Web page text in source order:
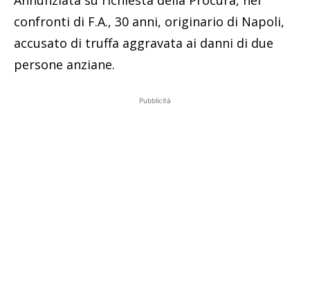
confronti di F.A., 30 anni, originario di Napoli,
accusato di truffa aggravata ai danni di due
persone anziane.
Pubblicità